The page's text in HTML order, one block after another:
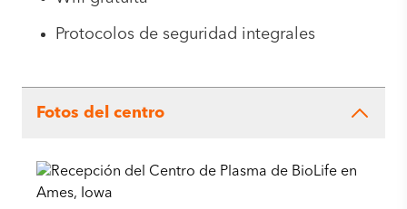
Protocolos de seguridad integrales
Fotos del centro